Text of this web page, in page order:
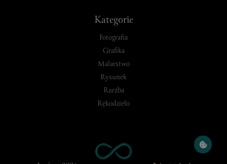
Kategorie
Fotografia
Grafika
Malarstwo
Rysunek
Rzeźba
Rękodzieło